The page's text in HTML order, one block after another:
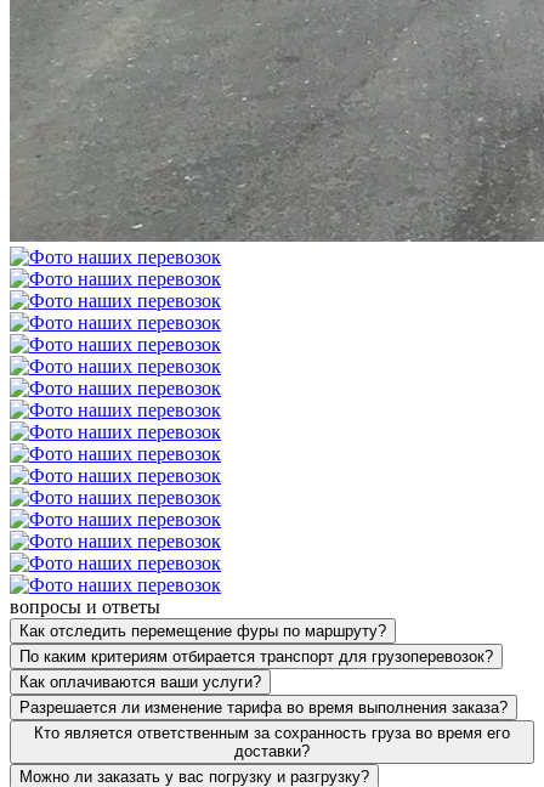
вопросы и ответы
Как отследить перемещение фуры по маршруту?
По каким критериям отбирается транспорт для грузоперевозок?
Как оплачиваются ваши услуги?
Разрешается ли изменение тарифа во время выполнения заказа?
Кто является ответственным за сохранность груза во время его
доставки?
Можно ли заказать у вас погрузку и разгрузку?